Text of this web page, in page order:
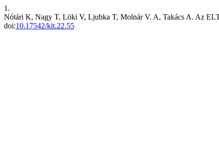
1.
Nótári K, Nagy T, Löki V, Ljubka T, Molnár V. A, Takács A. Az
doi:10.17542/kit.22.55